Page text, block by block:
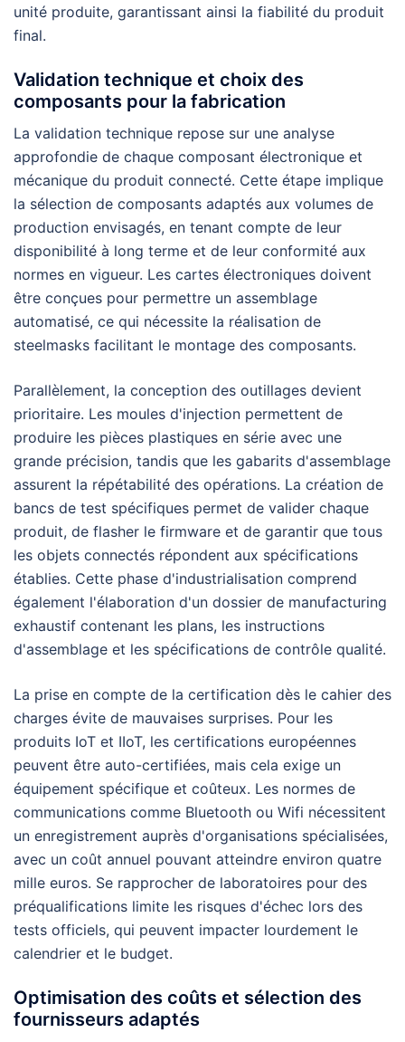
unité produite, garantissant ainsi la fiabilité du produit
final.
Validation technique et choix des
composants pour la fabrication
La validation technique repose sur une analyse
approfondie de chaque composant électronique et
mécanique du produit connecté. Cette étape implique
la sélection de composants adaptés aux volumes de
production envisagés, en tenant compte de leur
disponibilité à long terme et de leur conformité aux
normes en vigueur. Les cartes électroniques doivent
être conçues pour permettre un assemblage
automatisé, ce qui nécessite la réalisation de
steelmasks facilitant le montage des composants.
Parallèlement, la conception des outillages devient
prioritaire. Les moules d'injection permettent de
produire les pièces plastiques en série avec une
grande précision, tandis que les gabarits d'assemblage
assurent la répétabilité des opérations. La création de
bancs de test spécifiques permet de valider chaque
produit, de flasher le firmware et de garantir que tous
les objets connectés répondent aux spécifications
établies. Cette phase d'industrialisation comprend
également l'élaboration d'un dossier de manufacturing
exhaustif contenant les plans, les instructions
d'assemblage et les spécifications de contrôle qualité.
La prise en compte de la certification dès le cahier des
charges évite de mauvaises surprises. Pour les
produits IoT et IIoT, les certifications européennes
peuvent être auto-certifiées, mais cela exige un
équipement spécifique et coûteux. Les normes de
communications comme Bluetooth ou Wifi nécessitent
un enregistrement auprès d'organisations spécialisées,
avec un coût annuel pouvant atteindre environ quatre
mille euros. Se rapprocher de laboratoires pour des
préqualifications limite les risques d'échec lors des
tests officiels, qui peuvent impacter lourdement le
calendrier et le budget.
Optimisation des coûts et sélection des
fournisseurs adaptés